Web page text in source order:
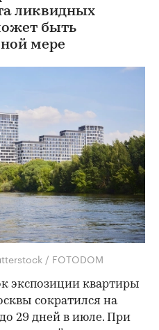
ликвидных
быть
мере
/ FOTODOM
экспозиции квартиры
сократился на
29 дней в июле. При